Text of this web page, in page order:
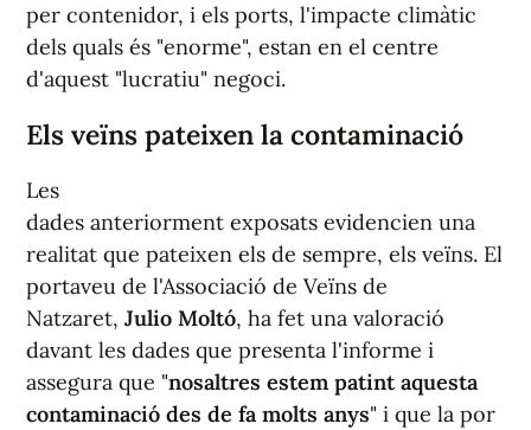
per contenidor, i els ports, l'impacte climàtic
dels quals és "enorme", estan en el centre
d'aquest "lucratiu" negoci.
Els veïns pateixen la contaminació
Les
dades anteriorment exposats evidencien una
realitat que pateixen els de sempre, els veïns. El
portaveu de l'Associació de Veïns de
Natzaret, Julio Moltó, ha fet una valoració
davant les dades que presenta l'informe i
assegura que "nosaltres estem patint aquesta
contaminació des de fa molts anys" i que la por